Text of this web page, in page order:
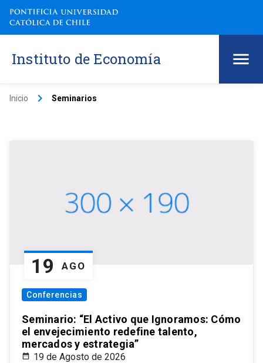
Instituto de Economía
Inicio keyboard_arrow_right Seminarios
19 AGO
Conferencias
Seminario: “El Activo que Ignoramos: Cómo
el envejecimiento redefine talento,
mercados y estrategia”
19 de Agosto de 2026